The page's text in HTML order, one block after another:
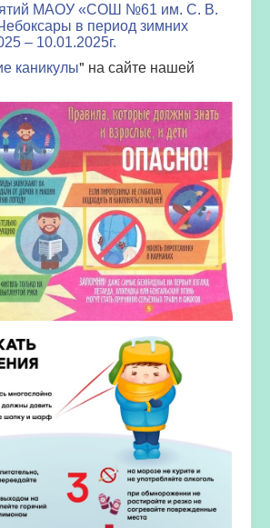
МАОУ «СОШ №61 им. С. В.
в период зимних
– 10.01.2025г.
каникулы" на сайте нашей